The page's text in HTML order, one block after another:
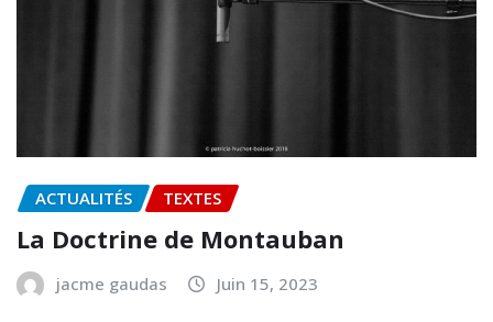
ACTUALITÉS TEXTES
La Doctrine de Montauban
jacme gaudas Juin 15, 2023